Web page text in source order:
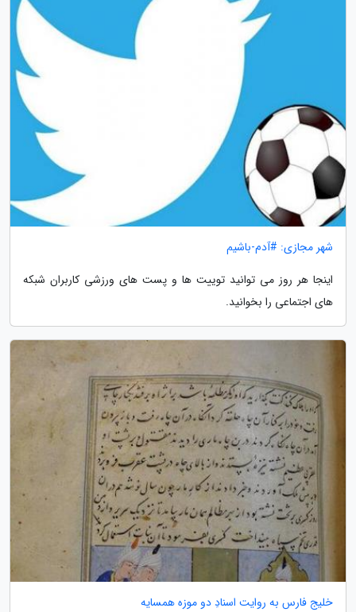
شهر مجازی: #آدم-باشیم
اینجا هر روز می توانید توییت ها و پست های ورزشی کاربران شبکه
های اجتماعی را بخوانید.
خلیج فارس به روایت اسنادِ دو موزه همسایه